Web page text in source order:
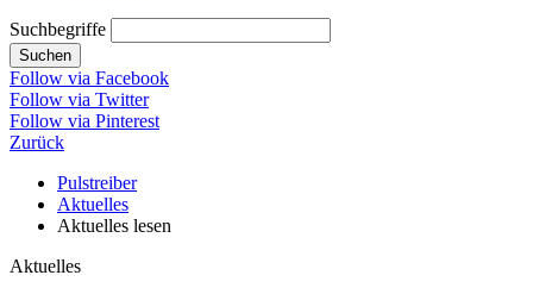
Suchbegriffe
Suchen
Follow via Facebook
Follow via Twitter
Follow via Pinterest
Zurück
Pulstreiber
Aktuelles
Aktuelles lesen
Aktuelles